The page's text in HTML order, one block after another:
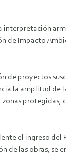
de Impacto
de proyectos
la amplitud de
el ingreso del
las obras, se